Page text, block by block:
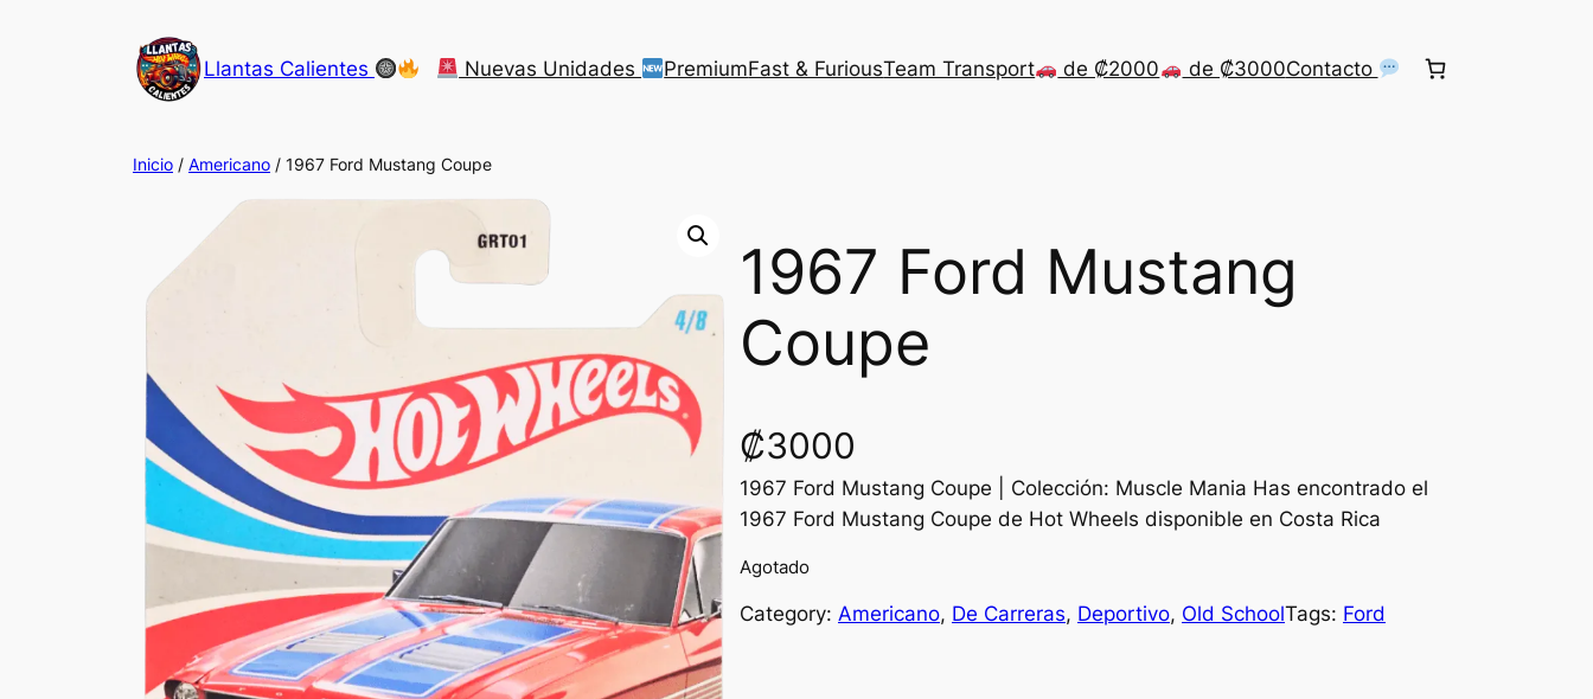
Llantas Calientes Nuevas Unidades PremiumFast & FuriousTeam Transport de ₡2000 de ₡3000Contacto
Inicio / Americano / 1967 Ford Mustang Coupe
1967 Ford Mustang
Coupe
₡3000
1967 Ford Mustang Coupe | Colección: Muscle Mania Has encontrado el
1967 Ford Mustang Coupe de Hot Wheels disponible en Costa Rica
Agotado
Category: Americano, De Carreras, Deportivo, Old SchoolTags: Ford